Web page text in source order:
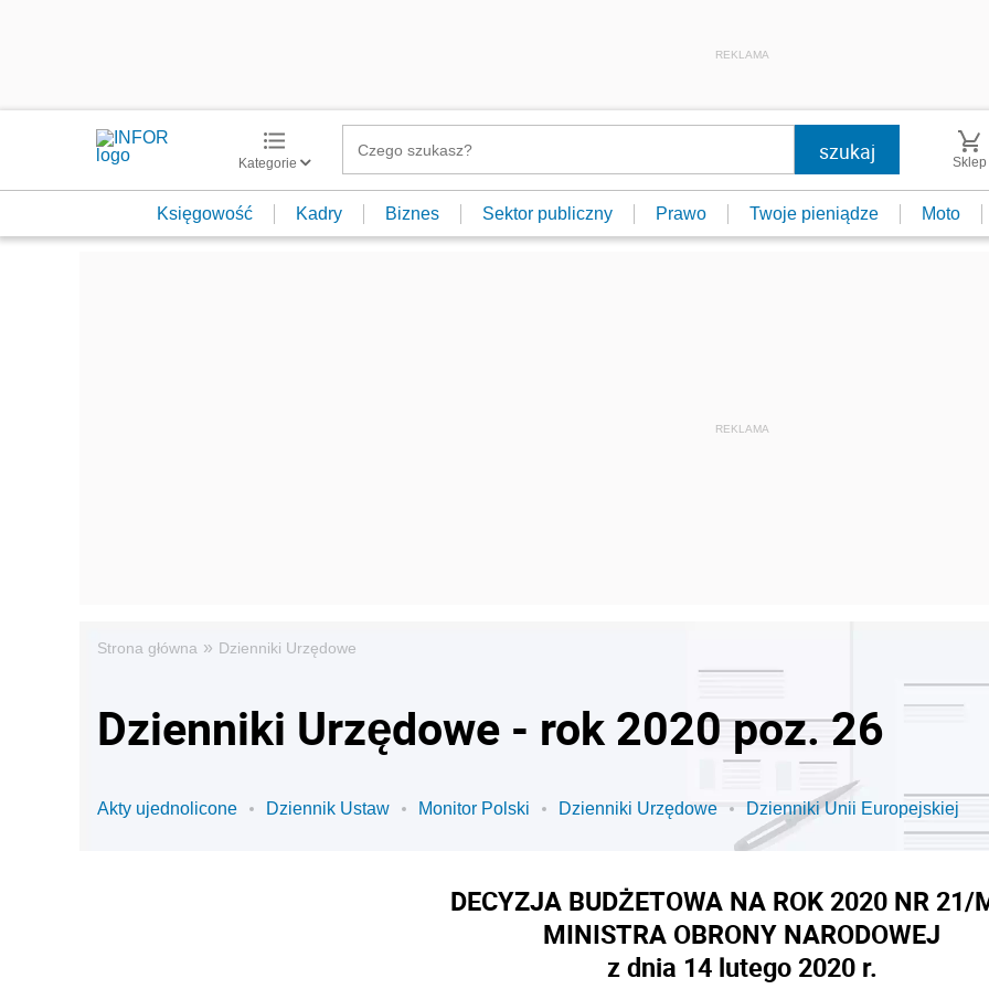
REKLAMA
Kategorie Sklep
Księgowość Kadry Biznes Sektor publiczny Prawo Twoje pieniądze Moto
Strona główna » Dzienniki Urzędowe
Dzienniki Urzędowe - rok 2020 poz. 26
Akty ujednolicone Dziennik Ustaw Monitor Polski Dzienniki Urzędowe Dzienniki Unii Europejskiej
DECYZJA BUDŻETOWA NA ROK 2020 NR 21/
MINISTRA OBRONY NARODOWEJ
z dnia 14 lutego 2020 r.